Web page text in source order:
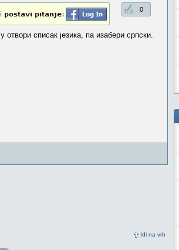
Idi na vrh
0
списак језика, па изабери српски.